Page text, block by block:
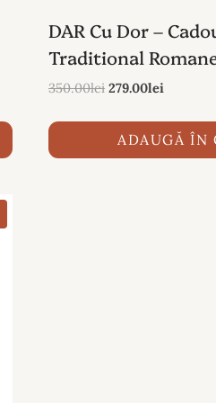
DAR Cu Dor –
Traditional
350.00lei Prețul
fost:
279.00leiPrețul
este:
ADAUGĂ ÎN